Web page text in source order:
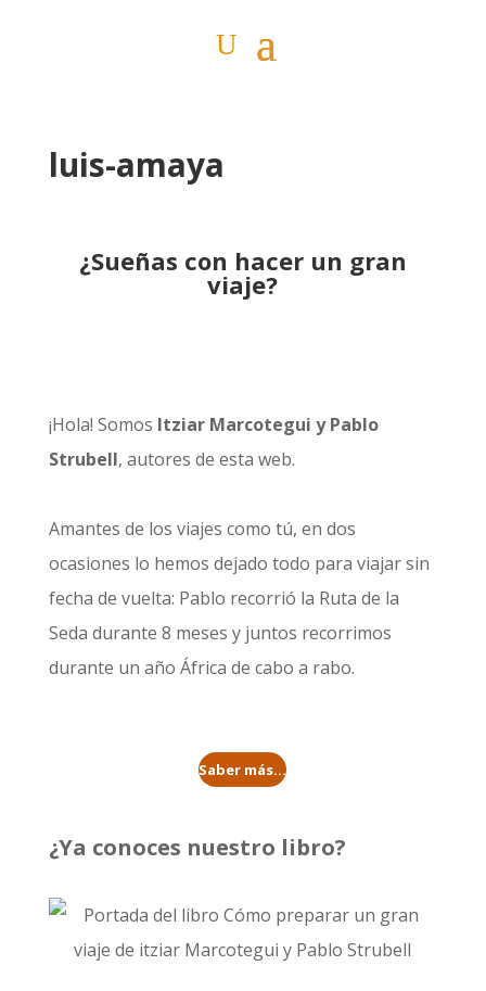
luis-amaya
¿Sueñas con hacer un gran
viaje?
¡Hola! Somos Itziar Marcotegui y Pablo
Strubell, autores de esta web.
Amantes de los viajes como tú, en dos
ocasiones lo hemos dejado todo para viajar sin
fecha de vuelta: Pablo recorrió la Ruta de la
Seda durante 8 meses y juntos recorrimos
durante un año África de cabo a rabo.
Saber más...
¿Ya conoces nuestro libro?